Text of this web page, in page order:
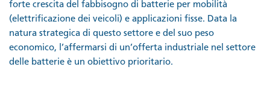
forte crescita del fabbisogno di batterie per mobilità
(elettrificazione dei veicoli) e applicazioni fisse. Data la
natura strategica di questo settore e del suo peso
economico, l’affermarsi di un’offerta industriale nel settore
delle batterie è un obiettivo prioritario.